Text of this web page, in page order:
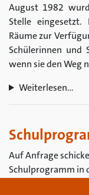
August 1982
Stelle eingesetzt.
Räume zur
Schülerinnen und
wenn sie den Weg
Weiterlesen…
Auf Anfrage
Schulprogramm in